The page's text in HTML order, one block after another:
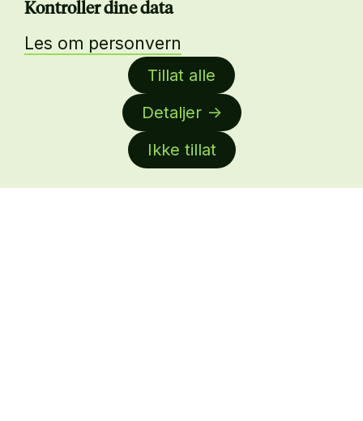
Kontroller dine data
Tillat alle
Detaljer
Ikke tillat
Les om personvern
Lønnskalkulator
Bli medlem